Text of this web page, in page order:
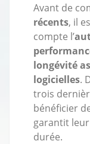
Avant de
récents, il
compte l’
longévité
logicielles.
trois
bénéficier
garantit
durée.